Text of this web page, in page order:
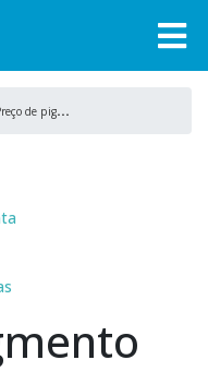
P
reço de pigmento para tinta